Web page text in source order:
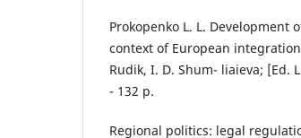
Prokopenko L. L.
context of European
Rudik, I. D. Shum- liaieva; [Ed.
- 132 p.
Regional politics: legal